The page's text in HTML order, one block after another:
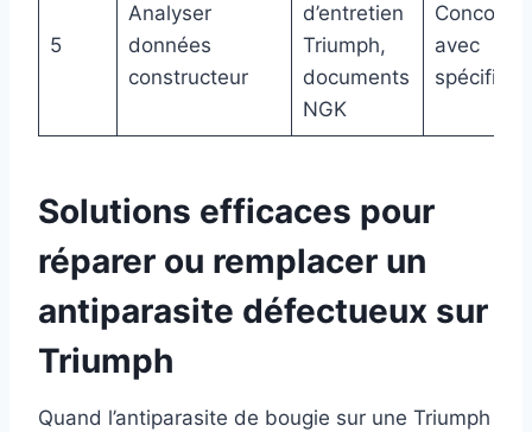
5
Analyser
données
constructeur
d’entretien
Triumph,
documents
NGK
avec
Solutions efficaces pour
réparer ou remplacer un
antiparasite défectueux sur
Triumph
Quand l’antiparasite de bougie sur une Triumph